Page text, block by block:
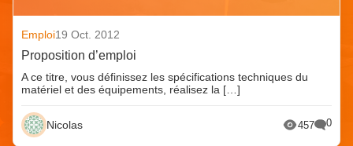
Emploi19 Oct. 2012
Proposition d’emploi
A ce titre, vous définissez les spécifications techniques du
matériel et des équipements, réalisez la […]
Nicolas 457 0